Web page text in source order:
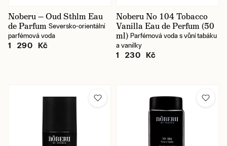
Noberu — Oud Sthlm Eau
de Parfum Seversko-orientální
parfémová voda
1 290 Kč
Noberu No 104 Tobacco
Vanilla Eau de Perfum (50
ml) Parfémová voda s vůní tabáku
a vanilky
1 230 Kč